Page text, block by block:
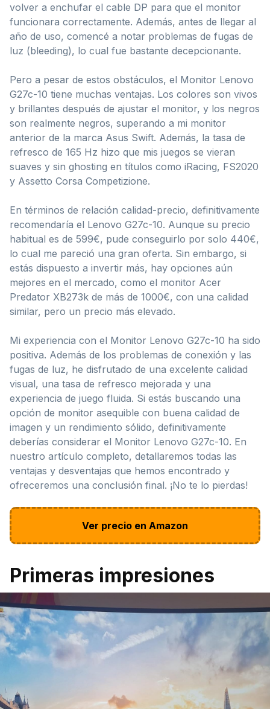
volver a enchufar el cable DP para que el monitor
funcionara correctamente. Además, antes de llegar al
año de uso, comencé a notar problemas de fugas de
luz (bleeding), lo cual fue bastante decepcionante.
Pero a pesar de estos obstáculos, el Monitor Lenovo
G27c-10 tiene muchas ventajas. Los colores son vivos
y brillantes después de ajustar el monitor, y los negros
son realmente negros, superando a mi monitor
anterior de la marca Asus Swift. Además, la tasa de
refresco de 165 Hz hizo que mis juegos se vieran
suaves y sin ghosting en títulos como iRacing, FS2020
y Assetto Corsa Competizione.
En términos de relación calidad-precio, definitivamente
recomendaría el Lenovo G27c-10. Aunque su precio
habitual es de 599€, pude conseguirlo por solo 440€,
lo cual me pareció una gran oferta. Sin embargo, si
estás dispuesto a invertir más, hay opciones aún
mejores en el mercado, como el monitor Acer
Predator XB273k de más de 1000€, con una calidad
similar, pero un precio más elevado.
Mi experiencia con el Monitor Lenovo G27c-10 ha sido
positiva. Además de los problemas de conexión y las
fugas de luz, he disfrutado de una excelente calidad
visual, una tasa de refresco mejorada y una
experiencia de juego fluida. Si estás buscando una
opción de monitor asequible con buena calidad de
imagen y un rendimiento sólido, definitivamente
deberías considerar el Monitor Lenovo G27c-10. En
nuestro artículo completo, detallaremos todas las
ventajas y desventajas que hemos encontrado y
ofreceremos una conclusión final. ¡No te lo pierdas!
Ver precio en Amazon
Primeras impresiones